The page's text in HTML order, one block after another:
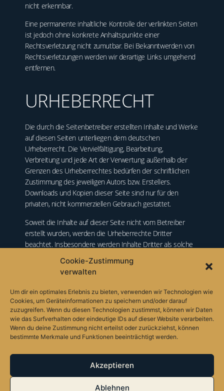
Cookie-Zustimmung
verwalten
Um dir ein optimales Erlebnis zu bieten, verwenden wir Technologien wie
Cookies, um Geräteinformationen zu speichern und/oder darauf
zuzugreifen. Wenn du diesen Technologien zustimmst, können wir Daten
wie das Surfverhalten oder eindeutige IDs auf dieser Website verarbeiten.
Wenn du deine Zustimmung nicht erteilst oder zurückziehst, können
bestimmte Merkmale und Funktionen beeinträchtigt werden.
Akzeptieren
Ablehnen
nicht erkennbar.
Eine permanente inhaltliche Kontrolle der verlinkten Seiten
ist jedoch ohne konkrete Anhaltspunkte einer
Rechtsverletzung nicht zumutbar. Bei Bekanntwerden von
Rechtsverletzungen werden wir derartige Links umgehend
entfernen.
URHEBERRECHT
Die durch die Seitenbetreiber erstellten Inhalte und Werke
auf diesen Seiten unterliegen dem deutschen
Urheberrecht. Die Vervielfältigung, Bearbeitung,
Verbreitung und jede Art der Verwertung außerhalb der
Grenzen des Urheberrechtes bedürfen der schriftlichen
Zustimmung des jeweiligen Autors bzw. Erstellers.
Downloads und Kopien dieser Seite sind nur für den
privaten, nicht kommerziellen Gebrauch gestattet.
Soweit die Inhalte auf dieser Seite nicht vom Betreiber
erstellt wurden, werden die Urheberrechte Dritter
beachtet. Insbesondere werden Inhalte Dritter als solche
gekennzeichnet. Sollten Sie trotzdem auf eine
Urheberrechtsverletzung aufmerksam werden, bitten wir
um einen entsprechenden Hinweis. Bei Bekanntwerden
von Rechtsverletzungen werden wir derartige Inhalte
umgehend entfernen.
BILDQUELLEN